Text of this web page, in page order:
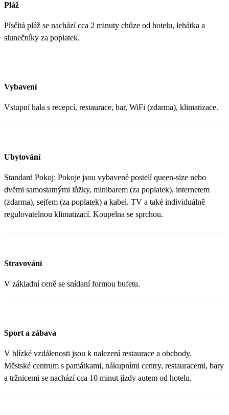
Pláž
Písčitá pláž se nachází cca 2 minuty chůze od hotelu, lehátka a
slunečníky za poplatek.
Vybavení
Vstupní hala s recepcí, restaurace, bar, WiFi (zdarma), klimatizace.
Ubytování
Standard Pokoj: Pokoje jsou vybavené postelí queen-size nebo
dvěmi samostatnými lůžky, minibarem (za poplatek), internetem
(zdarma), sejfem (za poplatek) a kabel. TV a také individuálně
regulovatelnou klimatizací. Koupelna se sprchou.
Stravování
V základní ceně se snídaní formou bufetu.
Sport a zábava
V blízké vzdálenosti jsou k nalezení restaurace a obchody.
Městské centrum s památkami, nákupními centry, restauracemi, bary
a tržnicemi se nachází cca 10 minut jízdy autem od hotelu.